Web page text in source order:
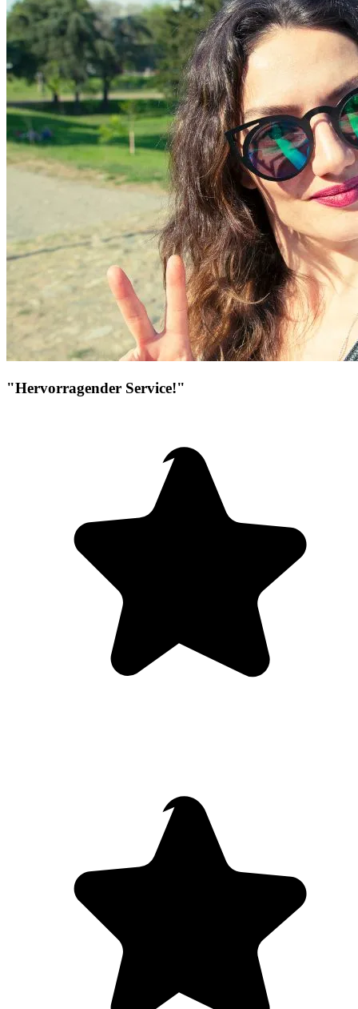
"Hervorragender Service!"